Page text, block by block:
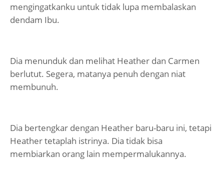
mengingatkanku untuk tidak lupa membalaskan
dendam Ibu.
Dia menunduk dan melihat Heather dan Carmen
berlutut. Segera, matanya penuh dengan niat
membunuh.
Dia bertengkar dengan Heather baru-baru ini, tetapi
Heather tetaplah istrinya. Dia tidak bisa
membiarkan orang lain mempermalukannya.